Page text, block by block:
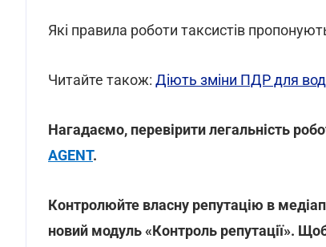
Які правила роботи таксистів
Читайте також: Діють зміни ПДР для
Нагадаємо, перевірити легальність
AGENT.
Контролюйте власну репутацію в
новий модуль «Контроль репутації».